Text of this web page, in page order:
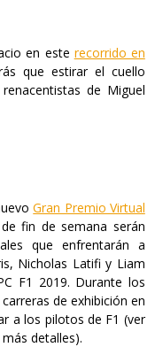
en este recorrido en
que estirar el cuello
de Miguel
Gran Premio Virtual
fin de semana serán
que enfrentarán a
Nicholas Latifi y Liam
F1 2019. Durante los
de exhibición en
a los pilotos de F1 (ver
detalles).